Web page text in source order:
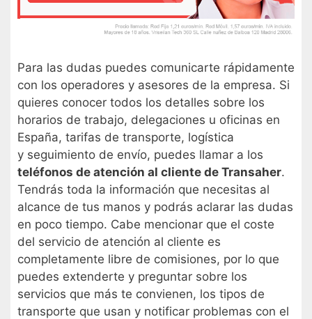
Para las dudas puedes comunicarte rápidamente
con los operadores y asesores de la empresa. Si
quieres conocer todos los detalles sobre los
horarios de trabajo, delegaciones u oficinas en
España, tarifas de transporte, logística
y seguimiento de envío, puedes llamar a los
teléfonos de atención al cliente de Transaher.
Tendrás toda la información que necesitas al
alcance de tus manos y podrás aclarar las dudas
en poco tiempo. Cabe mencionar que el coste
del servicio de atención al cliente es
completamente libre de comisiones, por lo que
puedes extenderte y preguntar sobre los
servicios que más te convienen, los tipos de
transporte que usan y notificar problemas con el